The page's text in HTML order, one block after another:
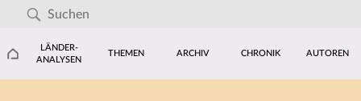
LÄNDER-
ANALYSEN
THEMEN ARCHIV CHRONIK AUTOREN